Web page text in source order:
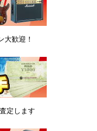
大歓迎！
定します